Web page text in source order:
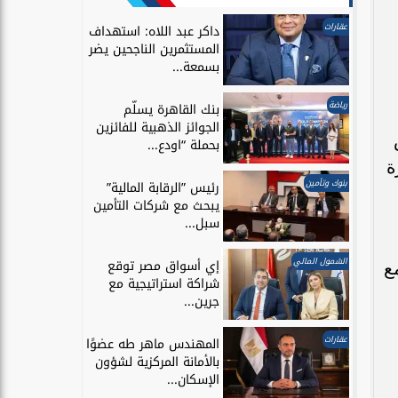
عقارات داكر عبد اللاه: استهداف
المستثمرين الناجحين يضر
بسمعة...
رياضة بنك القاهرة يسلّم
الجوائز الذهبية للفائزين
بحملة “اودع...
بنوك وتأمين رئيس ”الرقابة المالية”
يبحث مع شركات التأمين
سبل...
الشمول المالي إي أسواق مصر توقع
شراكة استراتيجية مع
جرين...
عقارات المهندس ماهر طه عضوًا
بالأمانة المركزية لشؤون
الإسكان...